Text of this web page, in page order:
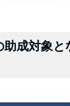
成対象と